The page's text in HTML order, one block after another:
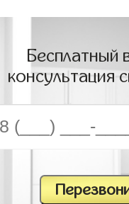
Бесплатный
консультация